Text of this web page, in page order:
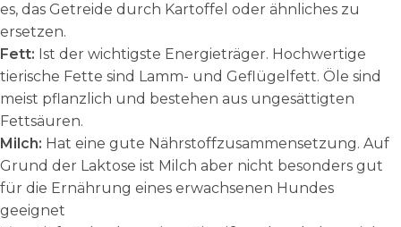
es, das Getreide durch Kartoffel oder ähnliches zu
ersetzen.
Fett: Ist der wichtigste Energieträger. Hochwertige
tierische Fette sind Lamm- und Geflügelfett. Öle sind
meist pflanzlich und bestehen aus ungesättigten
Fettsäuren.
Milch: Hat eine gute Nährstoffzusammensetzung. Auf
Grund der Laktose ist Milch aber nicht besonders gut
für die Ernährung eines erwachsenen Hundes
geeignet